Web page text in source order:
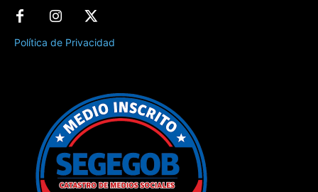
Política de Privacidad